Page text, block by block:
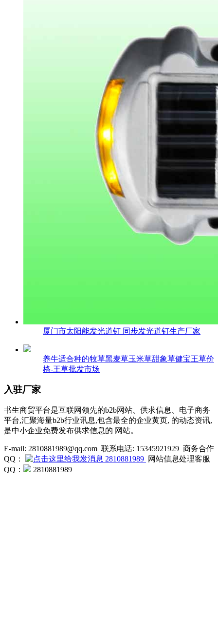
厦门市太阳能发光道钉 同步发光道钉生产厂家
养牛适合种的牧草黑麦草玉米草甜象草健宝王草价
格-王草批发市场
入驻厂家
书生商贸平台是互联网领先的b2b网站、供求信息、电子商务
平台,汇聚海量b2b行业讯息,包含最全的企业黄页, 的动态资讯,
是中小企业免费发布供求信息的 网站。
E-mail: 2810881989@qq.com 联系电话: 15345921929 商务合作
QQ：
2810881989 网站信息处理客服
QQ：
2810881989